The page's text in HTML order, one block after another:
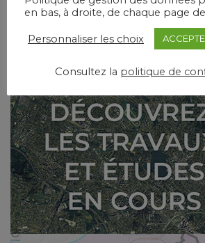
en bas, à droite, de chaque page
Personnaliser les choix
Consultez la politique de